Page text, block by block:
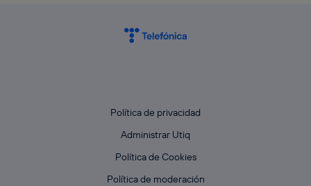
Política de privacidad
Administrar Utiq
Política de Cookies
Política de moderación